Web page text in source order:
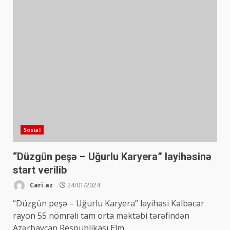
Sosial
“Düzgün peşə – Uğurlu Karyera” layihəsinə
start verilib
Cari.az 24/01/2024
“Düzgün peşə – Uğurlu Karyera” layihəsi Kəlbəcər
rayon 55 nömrəli tam orta məktəbi tərəfindən